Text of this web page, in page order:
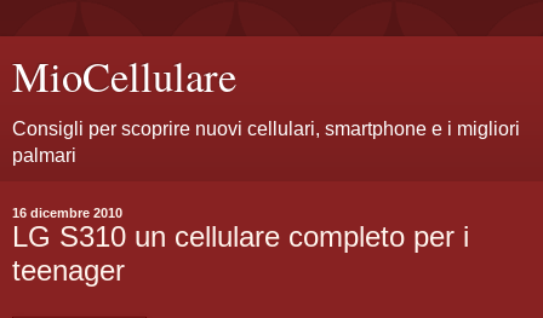
MioCellulare
Consigli per scoprire nuovi cellulari, smartphone e i migliori
palmari
16 dicembre 2010
LG S310 un cellulare completo per i
teenager